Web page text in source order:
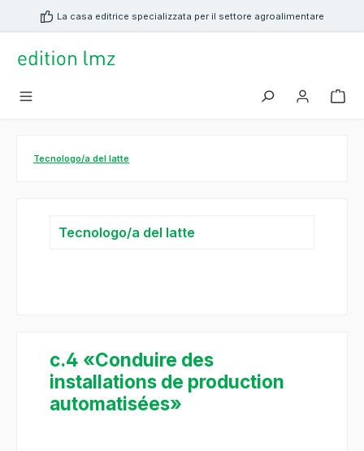
principaleLa casa editrice specializzata per il settore agroalimentare
Tecnologo/a del latte
Tecnologo/a del latte
c.4 «Conduire des
installations de production
automatisées»